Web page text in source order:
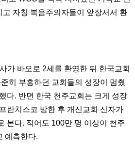
고 자칭 복음주의자들이 앞장서서 환
가 바오로 2세를 환영한 뒤 한국교회
히 부흥하던 교회들의 성장이 멈췄
다. 반면 한국 천주교회는 크게 성장
란치스코 방한 후 개신교회 신자가
본다. 적어도 100만 명 이상이 천주
예측한다.